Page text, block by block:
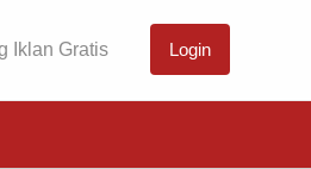
Iklan Gratis Login